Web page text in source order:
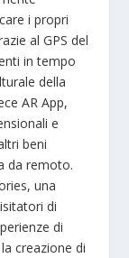
i propri
al GPS del
in tempo
della
AR App,
e
beni
da remoto.
una
di
di
creazione di